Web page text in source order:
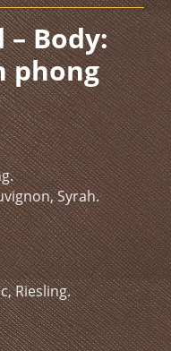
– Body:
phong
Syrah.
Riesling.